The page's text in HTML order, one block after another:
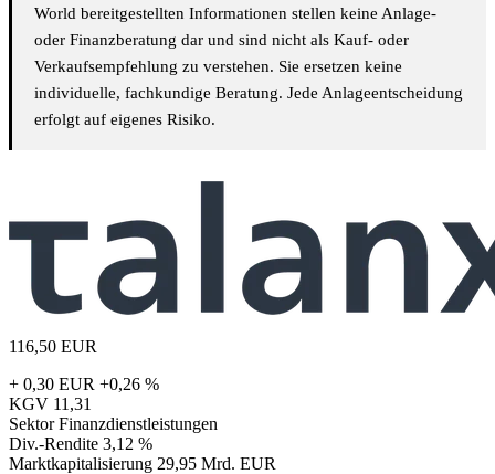
World bereitgestellten Informationen stellen keine Anlage-
oder Finanzberatung dar und sind nicht als Kauf- oder
Verkaufsempfehlung zu verstehen. Sie ersetzen keine
individuelle, fachkundige Beratung. Jede Anlageentscheidung
erfolgt auf eigenes Risiko.
116,50 EUR
+ 0,30 EUR +0,26 %
KGV 11,31
Sektor Finanzdienstleistungen
Div.-Rendite 3,12 %
Marktkapitalisierung 29,95 Mrd. EUR